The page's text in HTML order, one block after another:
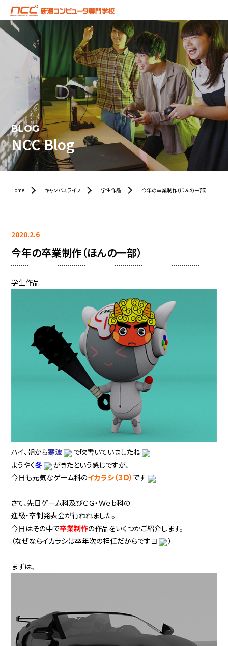
BLOG
NCC Blog
Home キャンパスライフ 学生作品 今年の卒業制作（ほんの一部）
2020.2.6
今年の卒業制作（ほんの一部）
学生作品
ハイ、朝から寒波
で吹雪いていましたね
ようやく冬
がきたという感じですが、
今日も元気なゲーム科のイカラシ（３Ｄ） です
さて、先日ゲーム科及びＣＧ・Ｗｅｂ科の
進級・卒制発表会が行われました。
今日はその中で卒業制作の作品をいくつかご紹介します。
（なぜならイカラシは卒年次の担任だからですヨ
）
まずは、